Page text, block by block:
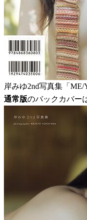
岸みゆ2nd写真集「
通常版のバックカバー